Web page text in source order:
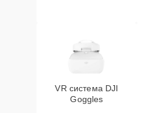
VR система DJI
Goggles